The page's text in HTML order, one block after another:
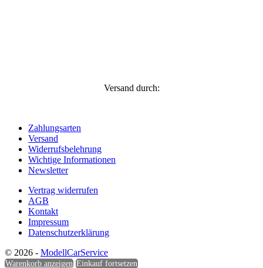
Versand durch:
Zahlungsarten
Versand
Widerrufsbelehrung
Wichtige Informationen
Newsletter
Vertrag widerrufen
AGB
Kontakt
Impressum
Datenschutzerklärung
© 2026 - ModellCarService
Warenkorb anzeigen Einkauf fortsetzen